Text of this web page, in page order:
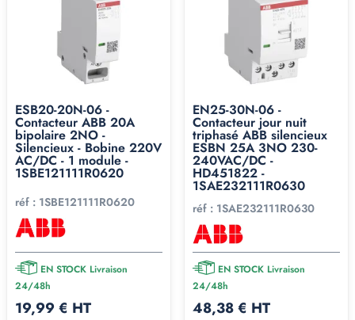
ESB20-20N-06 -
Contacteur ABB 20A
bipolaire 2NO -
Silencieux - Bobine 220V
AC/DC - 1 module -
1SBE121111R0620
réf : 1SBE121111R0620
EN STOCK Livraison
24/48h
19,99 € HT
EN25-30N-06 -
Contacteur jour nuit
triphasé ABB silencieux
ESBN 25A 3NO 230-
240VAC/DC -
HD451822 -
1SAE232111R0630
réf : 1SAE232111R0630
EN STOCK Livraison
24/48h
48,38 € HT